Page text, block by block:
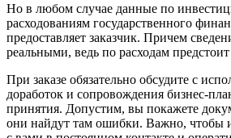
Но в любом случае данные по
расходованиям государственного
предоставляет заказчик. Причем
реальными, ведь по расходам
При заказе обязательно обсудите с
доработок и сопровождения бизнес-
принятия. Допустим, вы покажете
они найдут там ошибки. Важно, чтобы